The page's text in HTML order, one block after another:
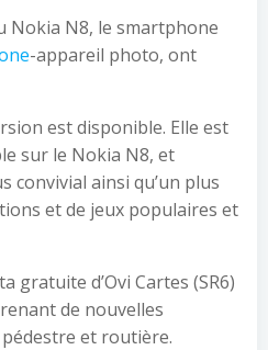
Nokia N8, le smartphone
-appareil photo, ont
est disponible. Elle est
sur le Nokia N8, et
convivial ainsi qu’un plus
et de jeux populaires et
gratuite d’Ovi Cartes (SR6)
de nouvelles
et routière.